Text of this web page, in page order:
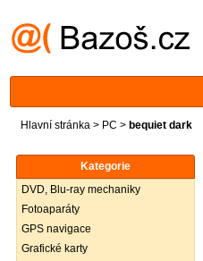
Hlavní stránka > PC > bequiet dark
Kategorie
DVD, Blu-ray mechaniky
Fotoaparáty
GPS navigace
Grafické karty